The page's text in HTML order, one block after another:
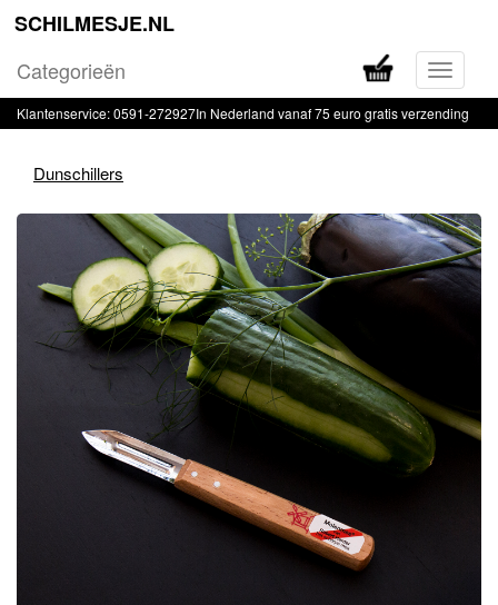
SCHILMESJE.NL
in-
of
Categorieën
Klantenservice: 0591-272927In Nederland vanaf 75 euro gratis verzending
Dunschillers